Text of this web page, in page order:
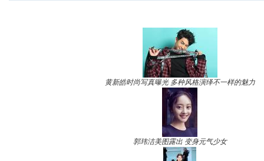
黄新皓时尚写真曝光 多种风格演绎不一样的魅力
郭玮洁美图露出 变身元气少女